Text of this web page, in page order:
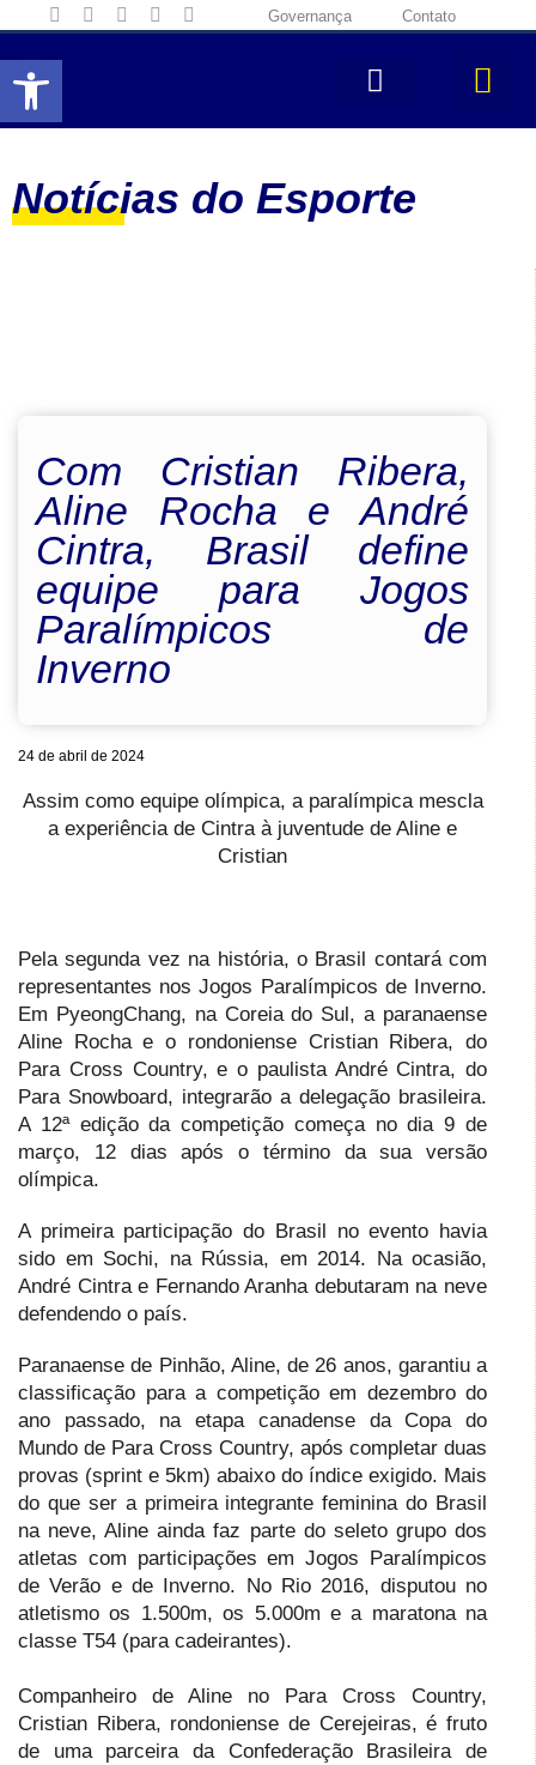
Abrir a barra de ferramentas
Governança Contato
Notícias do Esporte
Com Cristian Ribera,
Aline Rocha e André
Cintra, Brasil define
equipe para Jogos
Paralímpicos de
Inverno
24 de abril de 2024
Assim como equipe olímpica, a paralímpica mescla
a experiência de Cintra à juventude de Aline e
Cristian
Pela segunda vez na história, o Brasil contará com
representantes nos Jogos Paralímpicos de Inverno.
Em PyeongChang, na Coreia do Sul, a paranaense
Aline Rocha e o rondoniense Cristian Ribera, do
Para Cross Country, e o paulista André Cintra, do
Para Snowboard, integrarão a delegação brasileira.
A 12ª edição da competição começa no dia 9 de
março, 12 dias após o término da sua versão
olímpica.
A primeira participação do Brasil no evento havia
sido em Sochi, na Rússia, em 2014. Na ocasião,
André Cintra e Fernando Aranha debutaram na neve
defendendo o país.
Paranaense de Pinhão, Aline, de 26 anos, garantiu a
classificação para a competição em dezembro do
ano passado, na etapa canadense da Copa do
Mundo de Para Cross Country, após completar duas
provas (sprint e 5km) abaixo do índice exigido. Mais
do que ser a primeira integrante feminina do Brasil
na neve, Aline ainda faz parte do seleto grupo dos
atletas com participações em Jogos Paralímpicos
de Verão e de Inverno. No Rio 2016, disputou no
atletismo os 1.500m, os 5.000m e a maratona na
classe T54 (para cadeirantes).
Companheiro de Aline no Para Cross Country,
Cristian Ribera, rondoniense de Cerejeiras, é fruto
de uma parceira da Confederação Brasileira de